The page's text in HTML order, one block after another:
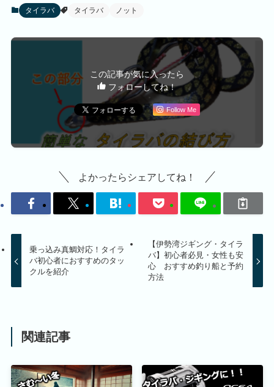
タイラバ タイラバ ノット
この記事が気に入ったら
フォローしてね！
Follow Me
よかったらシェアしてね！
乗っ込み真鯛対応！タイラ
バ初心者におすすめのタッ
クルを紹介
【伊勢湾ジギング・タイラ
バ】初心者必見・女性も安
心 おすすめ釣り船と予約
方法
関連記事